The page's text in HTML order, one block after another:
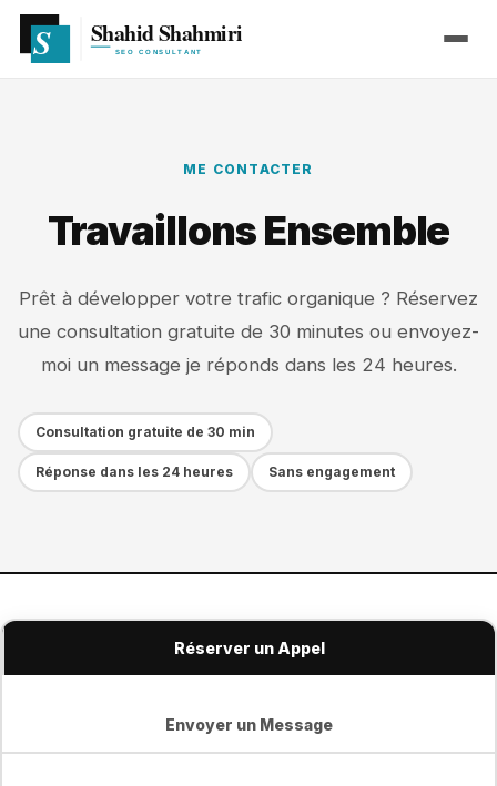
ME CONTACTER
Travaillons Ensemble
Prêt à développer votre trafic organique ? Réservez
une consultation gratuite de 30 minutes ou envoyez-
moi un message je réponds dans les 24 heures.
Consultation gratuite de 30 min
Réponse dans les 24 heures Sans engagement
Réserver un Appel
Envoyer un Message